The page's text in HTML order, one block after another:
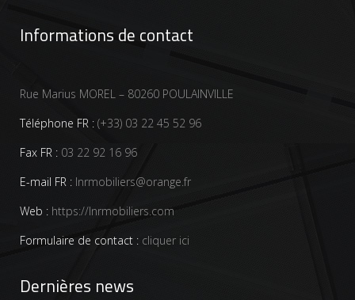
Informations de contact
Rue Marius MOREL – 80260 POULAINVILLE
Téléphone FR : (+33) 03 22 45 52 96
Fax FR : 03 22 92 16 96
E-mail FR : lnrmobiliers@orange.fr
Web : https://lnrmobiliers.com
Formulaire de contact : cliquer ici
Dernières news